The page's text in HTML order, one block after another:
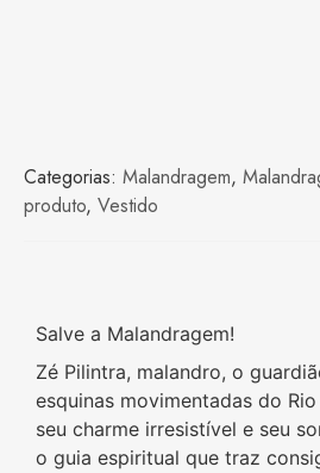
Categorias: Malandragem,
produto, Vestido
Salve a Malandragem!
Zé Pilintra, malandro, o
esquinas movimentadas do
seu charme irresistível e seu
o guia espiritual que traz